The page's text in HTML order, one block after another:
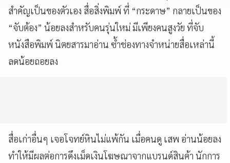
สำคัญเป็นของตัวเอง สื่อสิ่งพิมพ์ ที่ “กระดาษ” กลายเป็นของ
“จับต้อง” น้อยลงสำหรับคนรุ่นใหม่ มีเพียงคนสูงวัย ที่จับ
หนังสือพิมพ์ นิตยสารมาอ่าน ซ้ำช่องทางจำหน่ายสื่อเหล่านี้
ลดน้อยถอยลง
สื่อเก่าอื่นๆ เจอโจทย์หินไม่แพ้กัน เมื่อคนดู เสพ อ่านน้อยลง
ทำให้มีผลต่อการดึงเม็ดเงินโฆษณาจากแบรนด์สินค้า นักการ